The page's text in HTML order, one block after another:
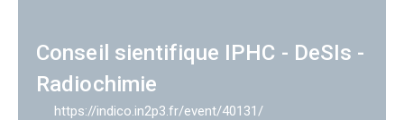
Conseil sientifique IPHC - DeSIs -
Radiochimie
https://indico.in2p3.fr/event/40131/